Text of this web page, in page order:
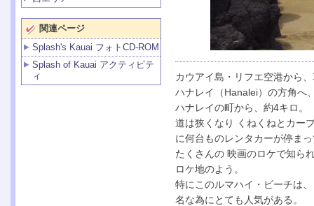
関連ページ
Splash's Kauai フォトCD-ROM
Splash of Kauai アクティビテ
ィ
カウアイ島・リフエ空港から
ハナレイ（Hanalei）の方角へ
ハナレイの町から、約4キロ。
道は狭くなり くねくねとカー
に何台ものレンタカーが停ま
たくさんの 映画のロケで知ら
ロケ地のよう。
特にこのルマハイ・ビーチは
名な為にとても人気がある。